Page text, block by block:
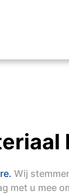
Wij
met u mee